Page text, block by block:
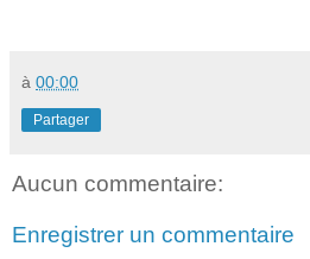
à 00:00
Partager
Aucun commentaire:
Enregistrer un commentaire